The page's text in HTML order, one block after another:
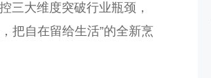
三大维度突破行业瓶颈，
把自在留给生活”的全新烹